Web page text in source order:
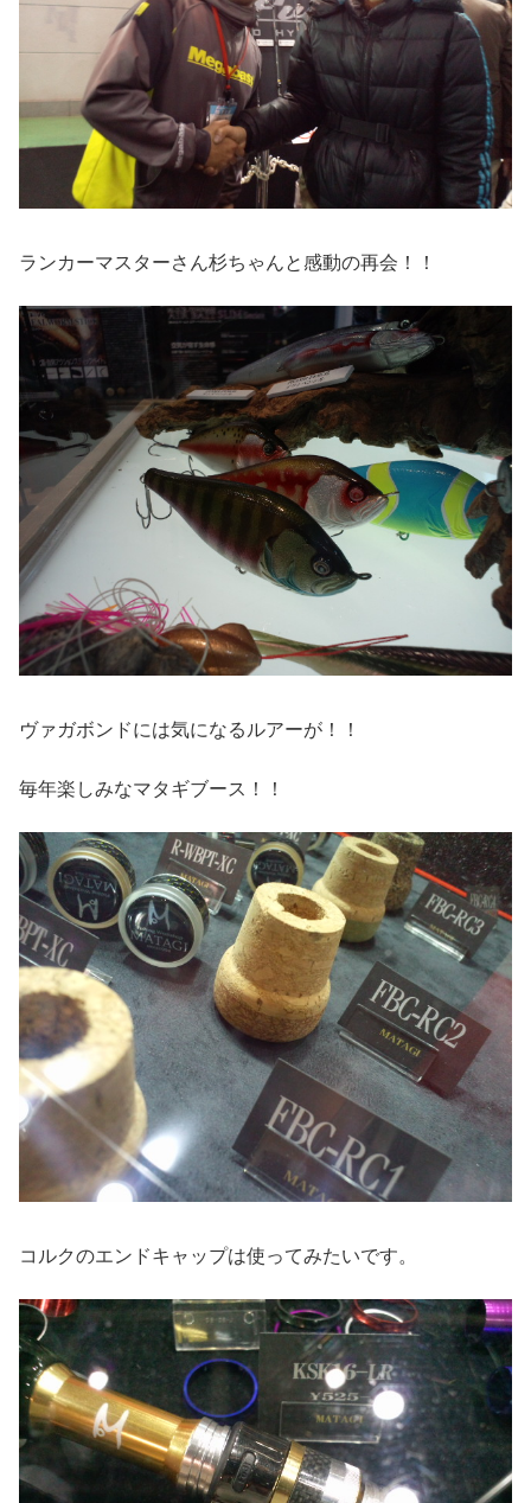
ランカーマスターさん杉ちゃんと感動の再会！！
ヴァガボンドには気になるルアーが！！
毎年楽しみなマタギブース！！
コルクのエンドキャップは使ってみたいです。